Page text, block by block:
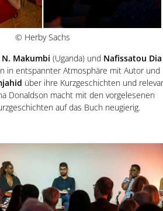
© Herby Sachs
N. Makumbi (Uganda) und Nafissatou Dia
in entspannter Atmosphäre mit Autor und
über ihre Kurzgeschichten und
Donaldson macht mit den vorgelesenen
auf das Buch neugierig.